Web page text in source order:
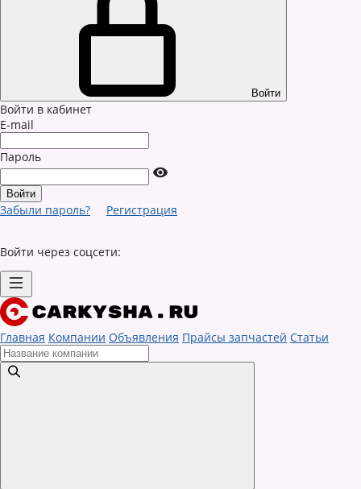
Войти
Войти в кабинет
E-mail
Пароль
Забыли пароль? Регистрация
Войти через соцсети:
Главная Компании Объявления Прайсы запчастей Статьи